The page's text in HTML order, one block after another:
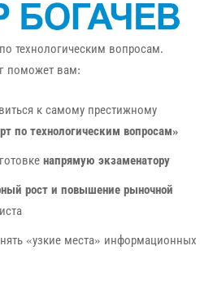
технологическим вопросам.
поможет вам:
к самому престижному
по технологическим вопросам»
напрямую экзаменатору
рост и повышение рыночной
«узкие места» информационных